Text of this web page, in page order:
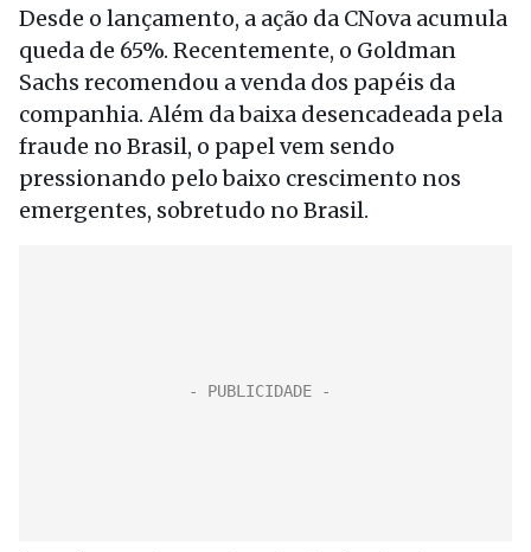
Desde o lançamento, a ação da CNova acumula
queda de 65%. Recentemente, o Goldman
Sachs recomendou a venda dos papéis da
companhia. Além da baixa desencadeada pela
fraude no Brasil, o papel vem sendo
pressionando pelo baixo crescimento nos
emergentes, sobretudo no Brasil.